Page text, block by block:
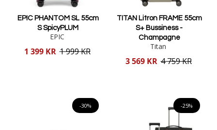
EPIC PHANTOM SL 55cm
S SpicyPLUM
EPIC
Reducerat
1 399 KR 1 999 KR
TITAN Litron FRAME 55cm
S+ Bussiness -
Champagne
Titan
Reducerat
3 569 KR 4 759 KR
-30% -25%